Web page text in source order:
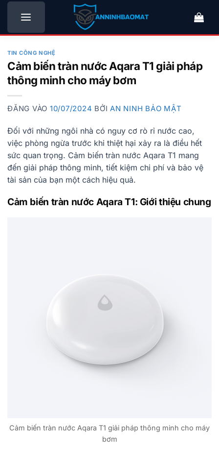
Bỏ
nội
TIN CÔNG NGHỆ
Cảm biến tràn nước Aqara T1 giải pháp
thông minh cho máy bơm
ĐĂNG VÀO 10/07/2024 BỞI AN NINH BẢO MẬT
Đối với những ngôi nhà có nguy cơ rò rỉ nước cao,
việc phòng ngừa trước khi thiệt hại xảy ra là điều hết
sức quan trọng. Cảm biến tràn nước Aqara T1 mang
đến giải pháp thông minh, tiết kiệm chi phí và bảo vệ
tài sản của bạn một cách hiệu quả.
Cảm biến tràn nước Aqara T1: Giới thiệu chung
Cảm biến tràn nước Aqara T1 giải pháp thông minh cho máy
bơm